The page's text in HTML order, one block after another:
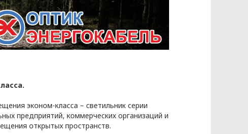
эконом-класса – светильник серии
предприятий, коммерческих организаций и
открытых пространств.